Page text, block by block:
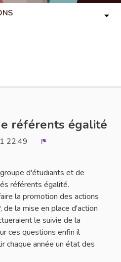
référents égalité
22:49
d'étudiants et de
référents égalité.
la promotion des actions
de la mise en place d'action
le suivie de la
ces questions enfin il
chaque année un état des